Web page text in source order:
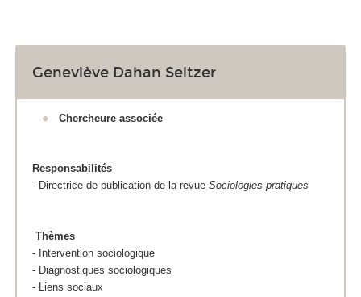
Geneviève Dahan Seltzer
Chercheure associée
Responsabilités
- Directrice de publication de la revue Sociologies pratiques
Thèmes
- Intervention sociologique
- Diagnostiques sociologiques
- Liens sociaux